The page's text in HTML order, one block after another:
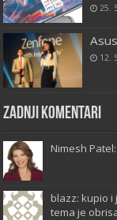
25.
12.
Zadnji komentari
Nimesh
blazz: kupio
tema je